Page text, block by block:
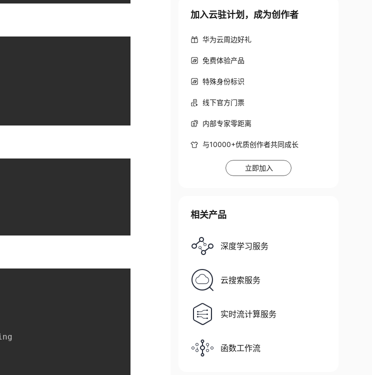
加入云驻计划，成为创作者
华为云周边好礼
免费体验产品
特殊身份标识
线下官方门票
内部专家零距离
与10000+优质创作者共同成长
立即加入
相关产品
深度学习服务
云搜索服务
实时流计算服务
函数工作流